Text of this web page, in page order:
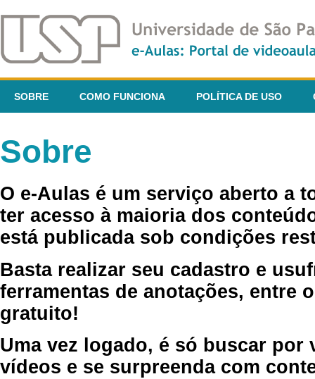
SOBRE COMO FUNCIONA POLÍTICA DE USO
Sobre
O e-Aulas é um serviço aberto a
ter acesso à maioria dos
está publicada sob condições
Basta realizar seu cadastro e
ferramentas de anotações, entre
gratuito!
Uma vez logado, é só buscar por
vídeos e se surpreenda com